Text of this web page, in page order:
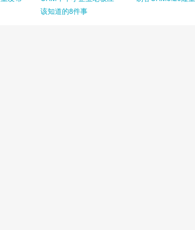
该知道的8件事